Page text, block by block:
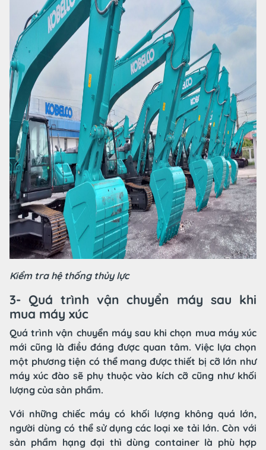
Kiểm tra hệ thống thủy lực
3- Quá trình vận chuyển máy sau khi
mua máy xúc
Quá trình vận chuyển máy sau khi chọn mua máy xúc
mới cũng là điều đáng được quan tâm. Việc lựa chọn
một phương tiện có thể mang được thiết bị cỡ lớn như
máy xúc đào sẽ phụ thuộc vào kích cỡ cũng như khối
lượng của sản phẩm.
Với những chiếc máy có khối lượng không quá lớn,
người dùng có thể sử dụng các loại xe tải lớn. Còn với
sản phẩm hạng đại thì dùng container là phù hợp